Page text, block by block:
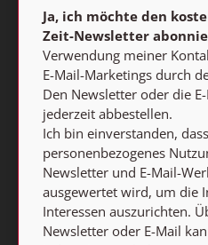
Ja, ich möchte den
Zeit-Newsletter
Verwendung meiner
E-Mail-Marketings durch
Den Newsletter oder die
jederzeit abbestellen.
Ich bin einverstanden,
personenbezogenes
Newsletter und E-Mail-
ausgewertet wird, um die
Interessen auszurichten.
Newsletter oder E-Mail